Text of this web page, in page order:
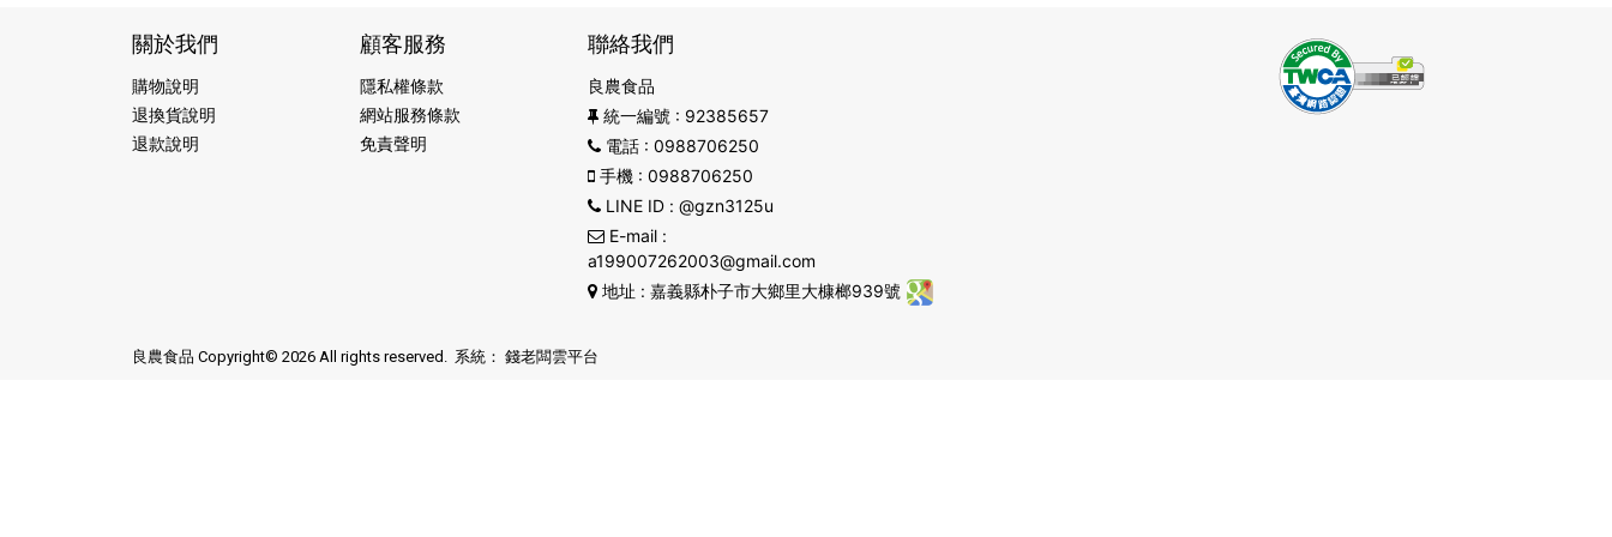
關於我們
購物說明
退換貨說明
退款說明
顧客服務
隱私權條款
網站服務條款
免責聲明
聯絡我們
良農食品
統一編號 : 92385657
電話: 0988706250
手機: 0988706250
LINE ID: @gzn3125u
E-mail:
a199007262003@gmail.com
地址 : 嘉義縣朴子市大鄉里大槺榔939號
良農食品 Copyright© 2026 All rights reserved. 系統： 錢老闆雲平台